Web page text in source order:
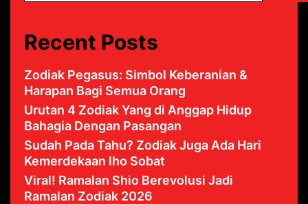
Recent Posts
Zodiak Pegasus: Simbol Keberanian &
Harapan Bagi Semua Orang
Urutan 4 Zodiak Yang di Anggap Hidup
Bahagia Dengan Pasangan
Sudah Pada Tahu? Zodiak Juga Ada Hari
Kemerdekaan lho Sobat
Viral! Ramalan Shio Berevolusi Jadi
Ramalan Zodiak 2026